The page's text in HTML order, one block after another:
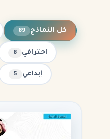
كل النماذج 89
احترافي 8
إبداعي 5